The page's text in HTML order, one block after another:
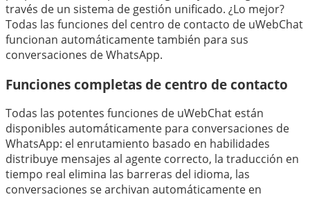
través de un sistema de gestión unificado. ¿Lo mejor?
Todas las funciones del centro de contacto de uWebChat
funcionan automáticamente también para sus
conversaciones de WhatsApp.
Funciones completas de centro de contacto
Todas las potentes funciones de uWebChat están
disponibles automáticamente para conversaciones de
WhatsApp: el enrutamiento basado en habilidades
distribuye mensajes al agente correcto, la traducción en
tiempo real elimina las barreras del idioma, las
conversaciones se archivan automáticamente en